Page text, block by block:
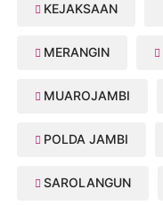
KEJAKSAAN
MERANGIN
MUAROJAMBI
POLDA JAMBI
SAROLANGUN